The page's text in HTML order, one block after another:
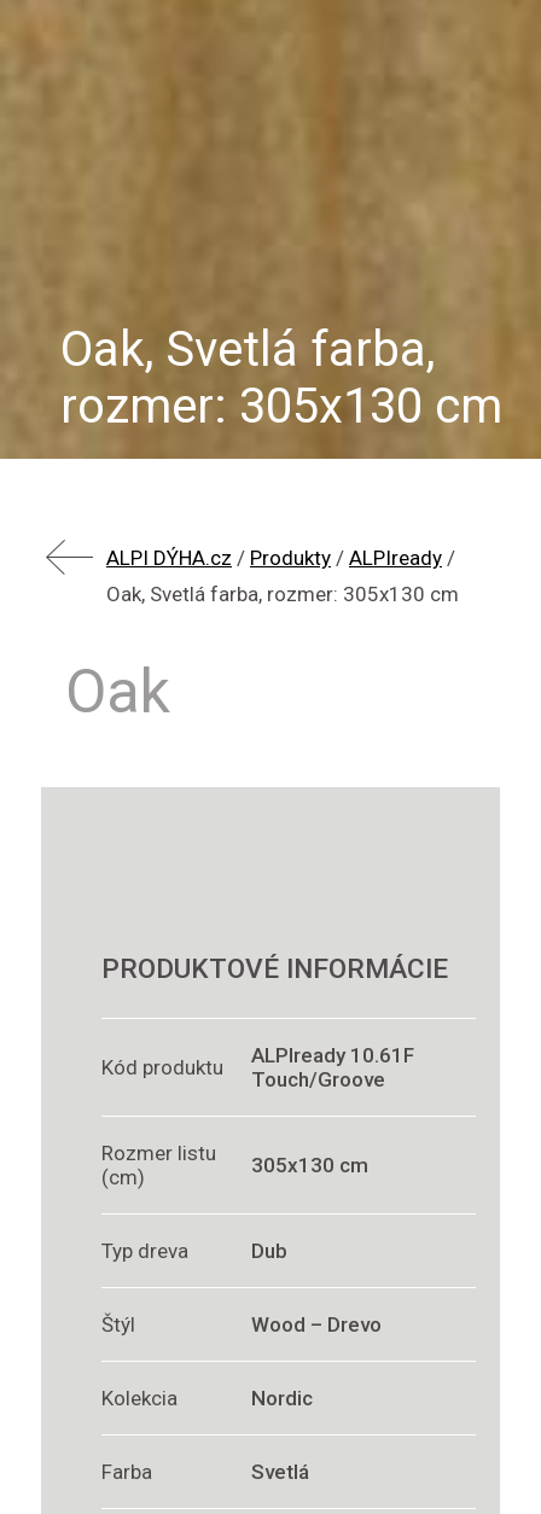
Oak, Svetlá farba,
rozmer: 305x130 cm
ALPI DÝHA.cz / Produkty / ALPIready /
Oak, Svetlá farba, rozmer: 305x130 cm
Oak
PRODUKTOVÉ INFORMÁCIE
Kód produktu
ALPIready 10.61F
Touch/Groove
Rozmer listu
(cm)
305x130 cm
Typ dreva Dub
Štýl Wood – Drevo
Kolekcia Nordic
Farba Svetlá